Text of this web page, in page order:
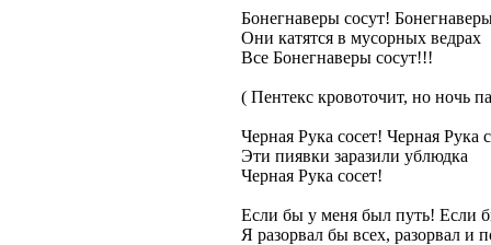
Бонегнаверы сосут!
Они катятся в мусорных ведрах
Все Бонегнаверы сосут!!!
( Пентекс кровоточит, но ночь
Черная Рука сосет! Черная Рука
Эти пиявки заразили ублюдка
Черная Рука сосет!
Если бы у меня был путь! Если
Я разорвал бы всех, разорвал и